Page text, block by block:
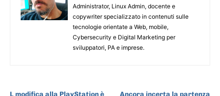
Administrator, Linux Admin, docente e
copywriter specializzato in contenuti sulle
tecnologie orientate a Web, mobile,
Cybersecurity e Digital Marketing per
sviluppatori, PA e imprese.
L modifica alla PlayStation è
Ancora incerta la partenza